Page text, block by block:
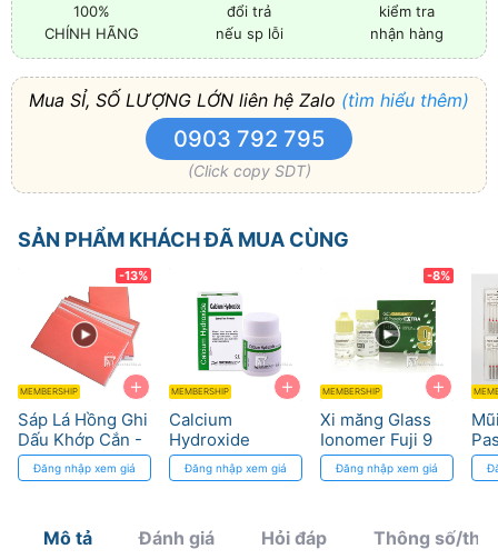
100%
CHÍNH HÃNG
đổi trả
nếu sp lỗi
kiểm tra
nhận hàng
Mua SỈ, SỐ LƯỢNG LỚN liên hệ Zalo (tìm hiểu thêm)
0903 792 795
(Click copy SDT)
SẢN PHẨM KHÁCH ĐÃ MUA CÙNG
+
-13%
MEMBERSHIP
Sáp Lá Hồng Ghi
Dấu Khớp Cắn -
Độ Chính Xác
Cao
Đăng nhập xem giá
+
MEMBERSHIP
Calcium
Hydroxide
Prevest DenPro
- Chất liệu trám
Đăng nhập xem giá
+
-8%
MEMBERSHIP
Xi măng Glass
Ionomer Fuji 9
GC - Phóng
thích Fluoride
Đăng nhập xem giá
Mô tả Đánh giá Hỏi đáp Thông số/